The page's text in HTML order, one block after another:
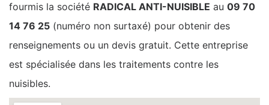
fourmis la société RADICAL ANTI-NUISIBLE au 09 70
14 76 25 (numéro non surtaxé) pour obtenir des
renseignements ou un devis gratuit. Cette entreprise
est spécialisée dans les traitements contre les
nuisibles.